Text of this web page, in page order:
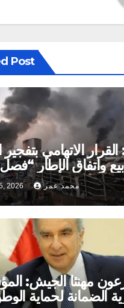
Post
الاتهامي بتفجير
واتفاق الإطار
ونصف”
2026 محمد عمر
مهنئا الجيش:
الضمانة لحماية